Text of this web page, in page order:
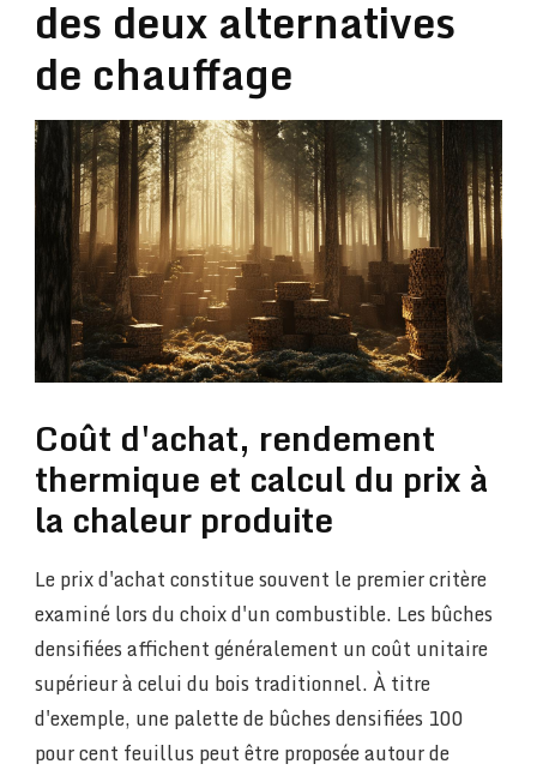
des deux alternatives
de chauffage
Coût d'achat, rendement
thermique et calcul du prix à
la chaleur produite
Le prix d'achat constitue souvent le premier critère
examiné lors du choix d'un combustible. Les bûches
densifiées affichent généralement un coût unitaire
supérieur à celui du bois traditionnel. À titre
d'exemple, une palette de bûches densifiées 100
pour cent feuillus peut être proposée autour de